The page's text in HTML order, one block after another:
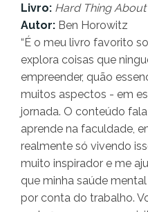
Livro: Hard Thing
Autor: Ben Horowitz
“É o meu livro favorito
explora coisas que
empreender, quão
muitos aspectos - em
jornada. O conteúdo
aprende na faculdade,
realmente só vivendo
muito inspirador e me
que minha saúde
por conta do trabalho.